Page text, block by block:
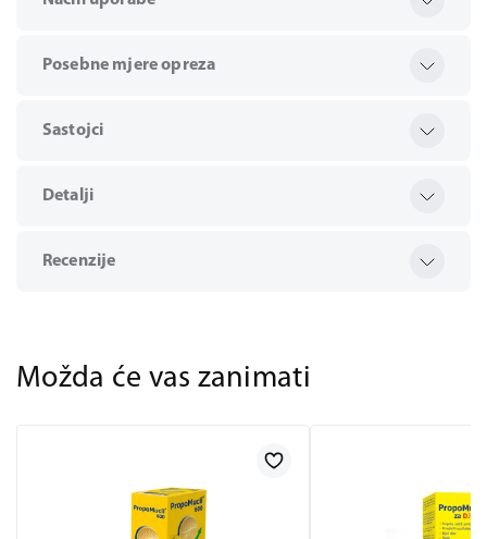
Posebne mjere opreza
Sastojci
Detalji
Recenzije
Možda će vas zanimati